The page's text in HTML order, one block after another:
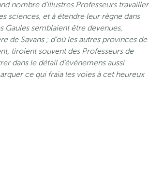
nombre d’illustres Professeurs travailler
sciences, et à étendre leur règne dans
Gaules semblaient être devenues,
de Savans ; d’où les autres provinces de
tiroient souvent des Professeurs de
dans le détail d’événemens aussi
ce qui fraïa les voïes à cet heureux